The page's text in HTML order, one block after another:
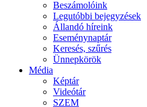
Beszámolóink
Legutóbbi bejegyzések
Állandó híreink
Eseménynaptár
Keresés, szűrés
Ünnepkörök
Média
Képtár
Videótár
SZEM